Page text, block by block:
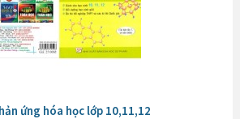
ứng hóa học lớp 10,11,12